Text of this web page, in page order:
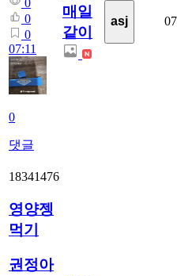
0
0
0
07:11
0
댓글
매일
같이
asj
18341476
영양젱
먹기
권정아